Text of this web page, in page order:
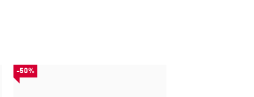
-50%